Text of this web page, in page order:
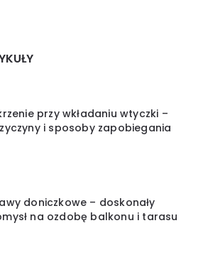
przy wkładaniu wtyczki –
i sposoby zapobiegania
doniczkowe – doskonały
na ozdobę balkonu i tarasu